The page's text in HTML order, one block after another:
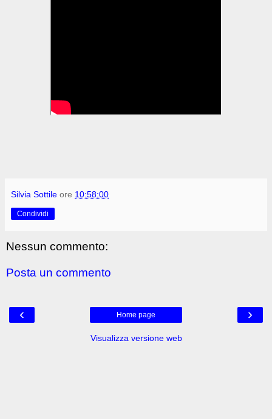
Silvia Sottile ore 10:58:00
Condividi
Nessun commento:
Posta un commento
‹ ›
Home page
Visualizza versione web